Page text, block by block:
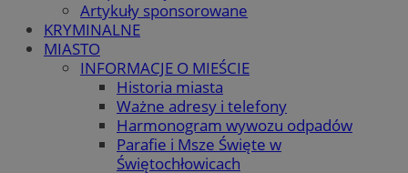
Artykuły sponsorowane
KRYMINALNE
MIASTO
INFORMACJE O MIEŚCIE
Historia miasta
Ważne adresy i telefony
Harmonogram wywozu odpadów
Parafie i Msze Święte w
Świętochłowicach